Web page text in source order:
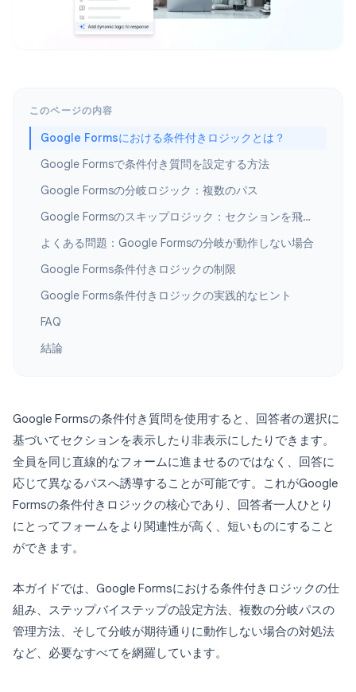
このページの内容
Google Formsにおける条件付きロジックとは？
Google Formsで条件付き質問を設定する方法
Google Formsの分岐ロジック：複数のパス
Google Formsのスキップロジック：セクションを飛ばす
よくある問題：Google Formsの分岐が動作しない場合
Google Forms条件付きロジックの制限
Google Forms条件付きロジックの実践的なヒント
FAQ
結論
Google Formsの条件付き質問を使用すると、回答者の選択に
基づいてセクションを表示したり非表示にしたりできます。
全員を同じ直線的なフォームに進ませるのではなく、回答に
応じて異なるパスへ誘導することが可能です。これがGoogle
Formsの条件付きロジックの核心であり、回答者一人ひとり
にとってフォームをより関連性が高く、短いものにすること
ができます。
本ガイドでは、Google Formsにおける条件付きロジックの仕
組み、ステップバイステップの設定方法、複数の分岐パスの
管理方法、そして分岐が期待通りに動作しない場合の対処法
など、必要なすべてを網羅しています。